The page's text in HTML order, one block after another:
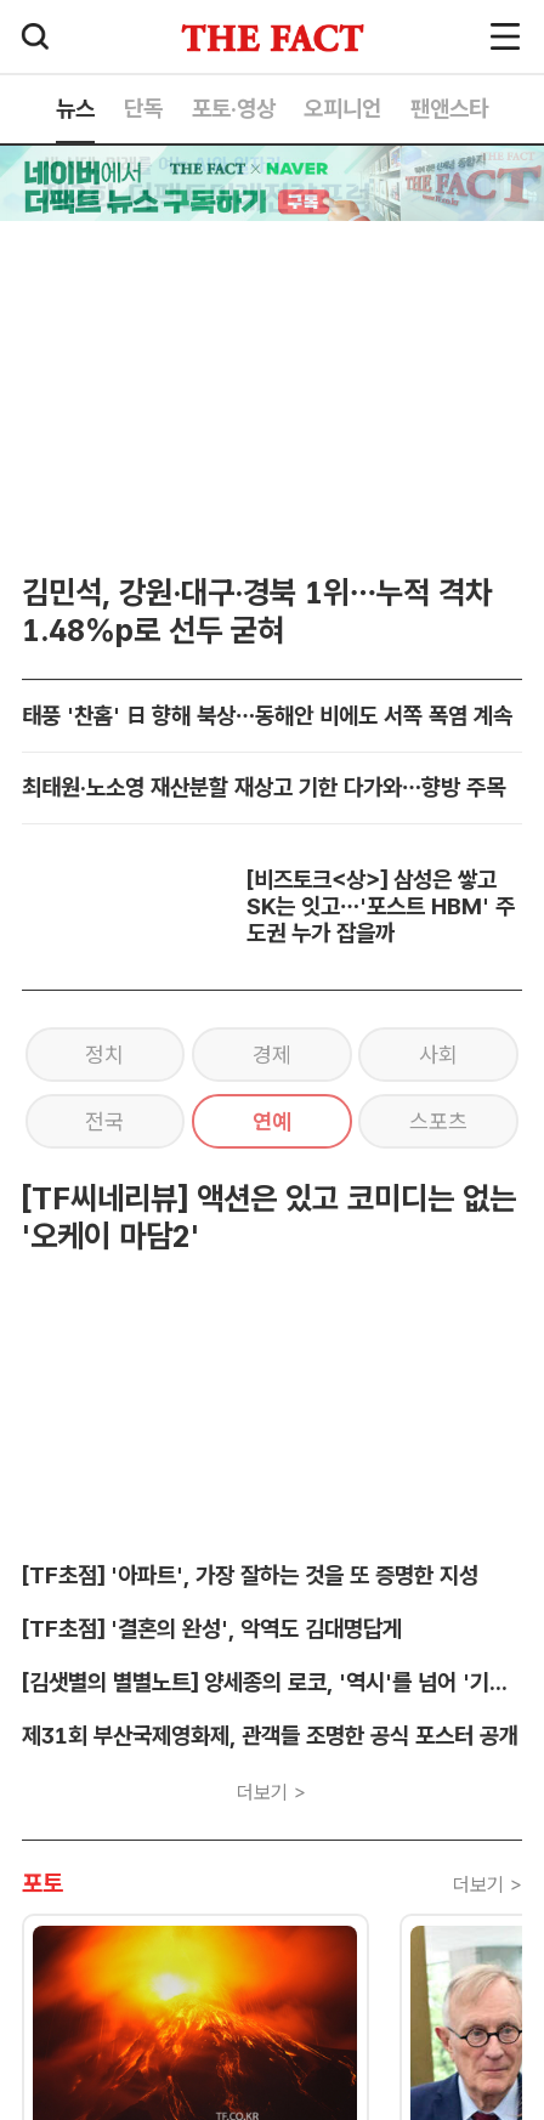
뉴스 단독 포토·영상 오피니언 팬앤스타
김민석, 강원·대구·경북 1위…누적 격차
1.48%p로 선두 굳혀
태풍 '찬홈' 日 향해 북상…동해안 비에도 서쪽 폭염 계속
최태원·노소영 재산분할 재상고 기한 다가와…향방 주목
[비즈토크<상>] 삼성은 쌓고
SK는 잇고…'포스트 HBM' 주
도권 누가 잡을까
정치 경제 사회
전국 연예 스포츠
[TF씨네리뷰] 액션은 있고 코미디는 없는
'오케이 마담2'
[TF초점] '아파트', 가장 잘하는 것을 또 증명한 지성
[TF초점] '결혼의 완성', 악역도 김대명답게
[김샛별의 별별노트] 양세종의 로코, '역시'를 넘어 '기대 이상'
제31회 부산국제영화제, 관객들 조명한 공식 포스터 공개
더보기 >
포토 더보기 >